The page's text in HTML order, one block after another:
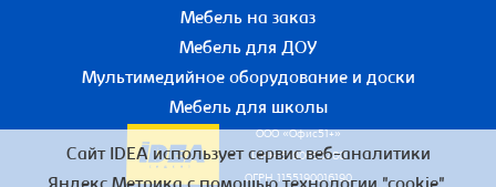
Мебель на заказ
Мебель для ДОУ
Мультимедийное оборудование и доски
Мебель для школы
ООО «Офис51+»
ИНН 5190055780
ОГРН 1155190016190
Сайт IDEA использует сервис веб-аналитики